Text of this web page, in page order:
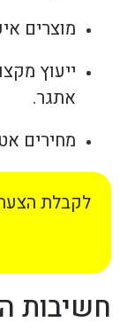
מוצרים
ייעוץ
אתגר.
מחירים
לקבלת
חשיבות